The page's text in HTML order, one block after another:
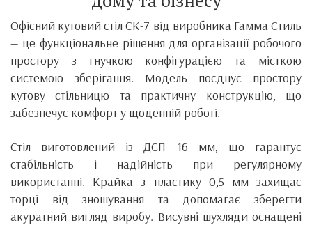
Офісний кутовий стіл СК-7 від виробника Гамма Стиль
— це функціональне рішення для організації робочого
простору з гнучкою конфігурацією та місткою
системою зберігання. Модель поєднує простору
кутову стільницю та практичну конструкцію, що
забезпечує комфорт у щоденній роботі.
Стіл виготовлений із ДСП 16 мм, що гарантує
стабільність і надійність при регулярному
використанні. Крайка з пластику 0,5 мм захищає
торці від зношування та допомагає зберегти
акуратний вигляд виробу. Висувні шухляди оснащені